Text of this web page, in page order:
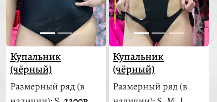
Купальник
(чёрный)
Размерный ряд (в
Купальник
(чёрный)
Размерный ряд (в